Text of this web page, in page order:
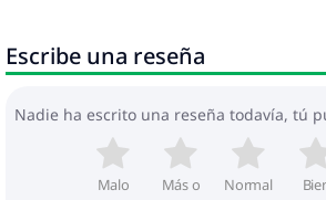
Escribe una reseña
Nadie ha escrito una reseña todavía, tú
Malo
Más o
Normal